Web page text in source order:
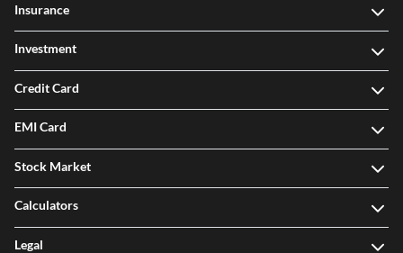
Insurance
Investment
Credit Card
EMI Card
Stock Market
Calculators
Legal